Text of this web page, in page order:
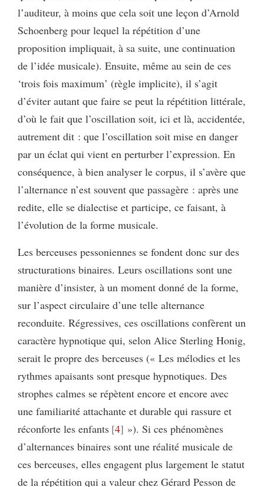
l’auditeur, à moins que cela soit une leçon d’Arnold
Schoenberg pour lequel la répétition d’une
proposition impliquait, à sa suite, une continuation
de l’idée musicale). Ensuite, même au sein de ces
‘trois fois maximum’ (règle implicite), il s’agit
d’éviter autant que faire se peut la répétition littérale,
d’où le fait que l’oscillation soit, ici et là, accidentée,
autrement dit : que l’oscillation soit mise en danger
par un éclat qui vient en perturber l’expression. En
conséquence, à bien analyser le corpus, il s’avère que
l’alternance n’est souvent que passagère : après une
redite, elle se dialectise et participe, ce faisant, à
l’évolution de la forme musicale.
Les berceuses pessoniennes se fondent donc sur des
structurations binaires. Leurs oscillations sont une
manière d’insister, à un moment donné de la forme,
sur l’aspect circulaire d’une telle alternance
reconduite. Régressives, ces oscillations confèrent un
caractère hypnotique qui, selon Alice Sterling Honig,
serait le propre des berceuses (« Les mélodies et les
rythmes apaisants sont presque hypnotiques. Des
strophes calmes se répètent encore et encore avec
une familiarité attachante et durable qui rassure et
réconforte les enfants 4 »). Si ces phénomènes
d’alternances binaires sont une réalité musicale de
ces berceuses, elles engagent plus largement le statut
de la répétition qui a valeur chez Gérard Pesson de